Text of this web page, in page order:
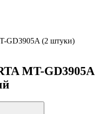
GD3905A (2 штуки)
MT-GD3905A